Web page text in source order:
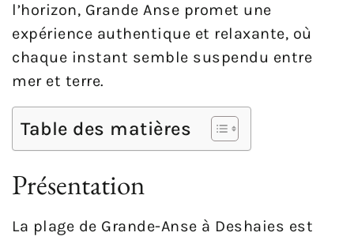
l’horizon, Grande Anse promet une
expérience authentique et relaxante, où
chaque instant semble suspendu entre
mer et terre.
Table des matières
Présentation
La plage de Grande-Anse à Deshaies est